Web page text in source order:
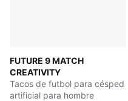
FUTURE 9 MATCH
CREATIVITY
Tacos de futbol para césped
artificial para hombre